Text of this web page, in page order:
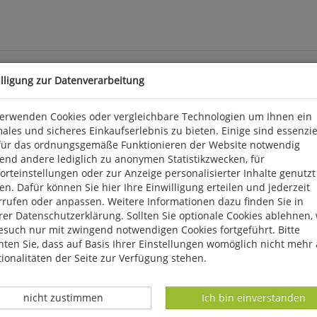
oder weniger regelmäßig zu Mischbruten zwischen zwei
Weißstorch im Freiland bislang noch nicht nachgewiesen. Die
ab und an beide Arten freilebend nebeneinander
Annäherungen schienen die doch stark differierenden
2023 eine vollständig abgeschlossene und erfolgreiche Brut
Landkreis Uelzen beobachtet und ausführlich dokumentiert
zur Datenverarbeitung
Cookies oder vergleichbare Technologien um Ihnen ein
und sicheres Einkaufserlebnis zu bieten. Einige sind
das ordnungsgemäße Funktionieren der Website notwendig
andere lediglich zu anonymen Statistikzwecken, für
oder zur Anzeige personalisierter Inhalte genutzt
Dafür können Sie hier Ihre Einwilligung erteilen und jederzeit
oder anpassen. Weitere Informationen dazu finden Sie in
Datenschutzerklärung. Sollten Sie optionale Cookies ablehnen,
nur mit zwingend notwendigen Cookies fortgeführt. Bitte
Sie, dass auf Basis Ihrer Einstellungen womöglich nicht mehr
der Seite zur Verfügung stehen.
Datenverarbeitung -
Ich bin einverstanden
Datenverarbeitung -
nicht zustimmen